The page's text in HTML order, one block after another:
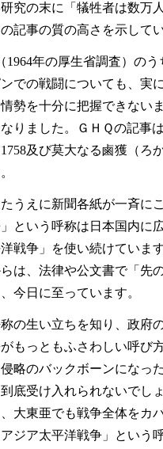
究の末に「犠牲者は数万
記事の質の高さを示してい
1964年の厚生省調査）の
での戦闘についても、実
勢を十分に把握できない
りました。ＧＨＱの記事
及び莫大なる鹵獲（ろ
うえに新聞各紙が一斉に
という呼称は日本国内に
戦争」を使い続けていま
は、法律や公文書で「先
今日に至っています。
称の生い立ちを知り、政府
もっともふさわしい呼び
略のバックボーンになっ
底受け入れられないでし
大東亜でも戦争全体をカ
ジア太平洋戦争」という